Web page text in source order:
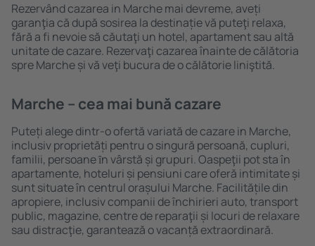
Rezervând cazarea in Marche mai devreme, aveți
garanţia că după sosirea la destinație vă puteţi relaxa,
fără a fi nevoie să căutaţi un hotel, apartament sau altă
unitate de cazare. Rezervaţi cazarea înainte de călătoria
spre Marche și vă veţi bucura de o călătorie liniştită.
Marche – cea mai bună cazare
Puteți alege dintr-o ofertă variată de cazare in Marche,
inclusiv proprietăți pentru o singură persoană, cupluri,
familii, persoane ȋn vârstă și grupuri. Oaspeţii pot sta în
apartamente, hoteluri și pensiuni care oferă intimitate și
sunt situate în centrul orașului Marche. Facilitățile din
apropiere, inclusiv companii de închirieri auto, transport
public, magazine, centre de reparaţii și locuri de relaxare
sau distracţie, garantează o vacanță extraordinară.